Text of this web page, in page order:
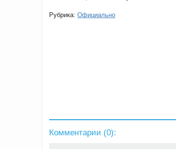
Рубрика: Официально
Комментарии (0):